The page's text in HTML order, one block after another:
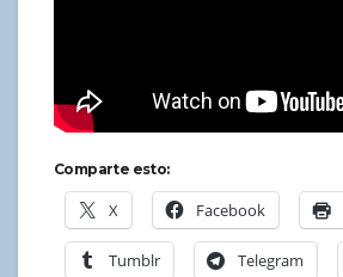
Comparte esto:
X Facebook
Tumblr Telegram